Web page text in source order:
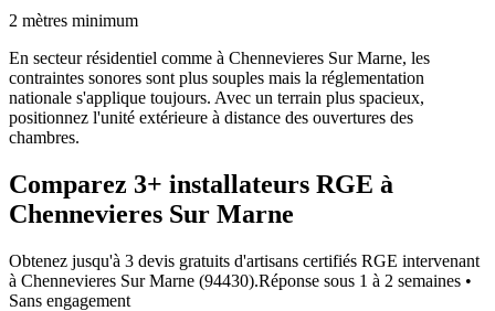
2 mètres minimum
En secteur résidentiel comme à Chennevieres Sur Marne, les
contraintes sonores sont plus souples mais la réglementation
nationale s'applique toujours. Avec un terrain plus spacieux,
positionnez l'unité extérieure à distance des ouvertures des
chambres.
Comparez 3+ installateurs RGE à
Chennevieres Sur Marne
Obtenez jusqu'à 3 devis gratuits d'artisans certifiés RGE intervenant
à Chennevieres Sur Marne (94430).Réponse sous 1 à 2 semaines •
Sans engagement